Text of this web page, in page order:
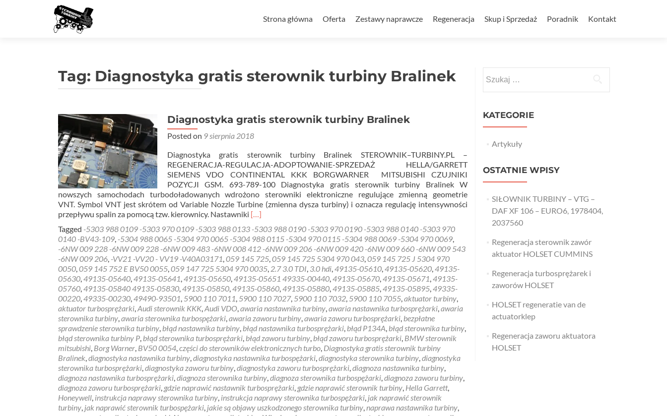
do
Strona główna Oferta Zestawy naprawcze Regeneracja Skup i Sprzedaż Poradnik Kontakt
Tag: Diagnostyka gratis sterownik turbiny Bralinek
Diagnostyka gratis sterownik turbiny Bralinek
Posted on 9 sierpnia 2018
Diagnostyka gratis sterownik turbiny Bralinek STEROWNIK–TURBINY.PL –
REGENERACJA-REGULACJA-ADOPTOWANIE-SPRZEDAŻ HELLA/GARRETT
SIEMENS VDO CONTINENTAL KKK BORGWARNER MITSUBISHI CZUJNIKI
POZYCJI GSM. 693-789-100 Diagnostyka gratis sterownik turbiny Bralinek W
nowszych samochodach turbodoładowanych wdrożono sterowniki elektroniczne regulujące zmienną geometrie
VNT. Symbol VNT jest skrótem od Variable Nozzle Turbine (zmienna dysza turbiny) i oznacza regulację intensywności
przepływu spalin za pomocą tzw. kierownicy. Nastawniki Read
about
Diagnostyka
gratis
sterownik
turbiny
Bralinek
[…]
Tagged -5303 988 0109 -5303 970 0109 -5303 988 0133 -5303 988 0190 -5303 970 0190 -5303 988 0140 -5303 970
0140 -BV43-109, -5304 988 0065 -5304 970 0065 -5304 988 0115 -5304 970 0115 -5304 988 0069 -5304 970 0069,
-6NW 009 228 -6NW 009 228 -6NW 009 483 -6NW 008 412 -6NW 009 206 -6NW 009 420 -6NW 009 660 -6NW 009 543
-6NW 009 206, -VV21 -VV20 - VV19 -V40A03171,059 145 725,059 145 725 5304 970 043,059 145 725 J 5304 970
0050,059 145 752 E BV50 0055,059 147 725 5304 970 0035, 2.7 3.0 TDI, 3.0 hdi,49135-05610,49135-05620,49135-
05630,49135-05640,49135-05641,49135-05650,49135-05651 49335-00440,49135-05670,49135-05671,49135-
05760,49135-05840 49135-05830,49135-05850,49135-05860,49135-05880,49135-05885,49135-05895,49335-
00220,49335-00230,49490-93501, 5900 110 7011, 5900 110 7027, 5900 110 7032, 5900 110 7055,aktuator turbiny,
aktuator turbosprężarki,Audi sterownik KKK,Audi VDO,awaria nastawnika turbiny,awaria nastawnika turbosprężarki,awaria
sterownika turbiny,awaria sterownika turbospężarki,awaria zaworu turbiny,awaria zaworu turbosprężarki, bezpłatne
sprawdzenie sterownika turbiny, błąd nastawnika turbiny, błąd nastawnika turbosprężarki, błąd P134A, błąd sterownika turbiny,
błąd sterownika turbiny P, błąd sterownika turbosprężarki, błąd zaworu turbiny, błąd zaworu turbosprężarki, BMW sterownik
mitsubishi, Borg Warner, BV50 0054,części do sterowników elektronicznych turbo, Diagnostyka gratis sterownik turbiny
Bralinek,diagnostyka nastawnika turbiny,diagnostyka nastawnika turbospężarki,diagnostyka sterownika turbiny,diagnostyka
sterownika turbosprężarki,diagnostyka zaworu turbiny,diagnostyka zaworu turbosprężarki,diagnoza nastawnika turbiny,
diagnoza nastawnika turbosprężarki,diagnoza sterownika turbiny,diagnoza sterownika turbospężarki,diagnoza zaworu turbiny,
diagnoza zaworu turbosprężarki, gdzie naprawić nastawnik turbosprężarki, gdzie naprawić sterownik turbiny, Hella Garrett,
Honeywell, instrukcja naprawy sterownika turbiny, instrukcja naprawy sterownika turbospężarki, jak naprawić sterownik
turbiny, jak naprawić sterownik turbospężarki, jakie są objawy uszkodzonego sterownika turbiny,naprawa nastawnika turbiny,
KATEGORIE
Artykuły
OSTATNIE WPISY
SIŁOWNIK TURBINY – VTG –
DAF XF 106 – EURO6, 1978404,
2037560
Regeneracja sterownik zawór
aktuator HOLSET CUMMINS
Regeneracja turbosprężarek i
zaworów HOLSET
HOLSET regeneratie van de
actuatorklep
Regeneracja zaworu aktuatora
HOLSET